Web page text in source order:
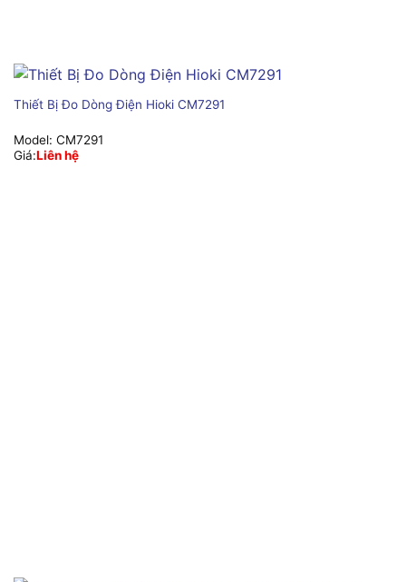
Thiết Bị Đo Dòng Điện Hioki CM7291
Model: CM7291
Giá:Liên hệ